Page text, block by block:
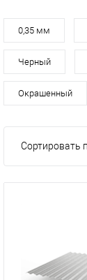
0,35 мм
Черный
Окрашенный
Сортировать